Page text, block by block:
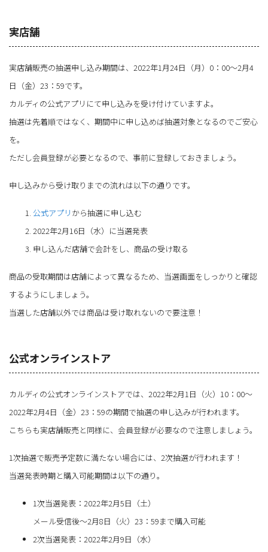
実店舗
実店舗販売の抽選申し込み期間は、2022年1月24日（月）0：00～2月4
日（金）23：59です。
カルディの公式アプリにて申し込みを受け付けていますよ。
抽選は先着順ではなく、期間中に申し込めば抽選対象となるのでご安心
を。
ただし会員登録が必要となるので、事前に登録しておきましょう。
申し込みから受け取りまでの流れは以下の通りです。
公式アプリ から抽選に申し込む
2022年2月16日（水）に当選発表
申し込んだ店舗で会計をし、商品の受け取る
商品の受取期間は店舗によって異なるため、当選画面をしっかりと確認
するようにしましょう。
当選した店舗以外では商品は受け取れないので要注意！
公式オンラインストア
カルディの公式オンラインストアでは、2022年2月1日（火）10：00～
2022年2月4日（金）23：59の期間で抽選の申し込みが行われます。
こちらも実店舗販売と同様に、会員登録が必要なので注意しましょう。
1次抽選で販売予定数に満たない場合には、2次抽選が行われます！
当選発表時期と購入可能期間は以下の通り。
1次当選発表：2022年2月5日（土）
メール受信後～2月8日（火）23：59まで購入可能
2次当選発表：2022年2月9日（水）